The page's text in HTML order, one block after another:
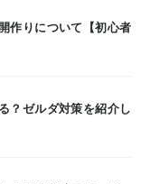
作りについて【初心者
？ゼルダ対策を紹介し